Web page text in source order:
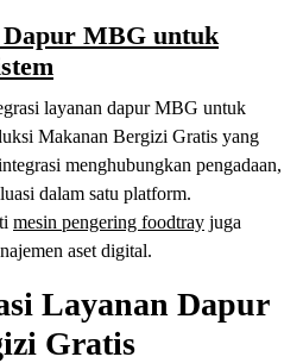
MBG untuk
layanan dapur MBG untuk
Makanan Bergizi Gratis yang
menghubungkan pengadaan,
dalam satu platform.
mesin pengering foodtray juga
aset digital.
Layanan Dapur
Gratis